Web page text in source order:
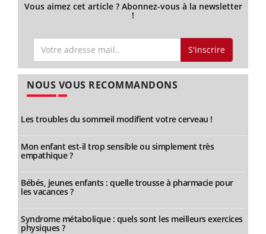
Vous aimez cet article ? Abonnez-vous à la newsletter
!
S'inscrire
NOUS VOUS RECOMMANDONS
Les troubles du sommeil modifient votre cerveau !
Mon enfant est-il trop sensible ou simplement très
empathique ?
Bébés, jeunes enfants : quelle trousse à pharmacie pour
les vacances ?
Syndrome métabolique : quels sont les meilleurs exercices
physiques ?